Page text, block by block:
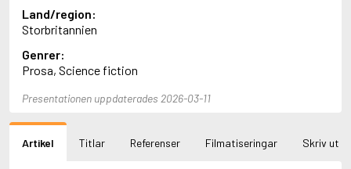
Abbott, John
Abbott, Megan
Abdel-Fattah, Randa
Abdolah, Kader
Abé, Kobo
Abele, Inga
Aboulela, Leila
Land/region:
Storbritannien
Genrer:
Prosa, Science fiction
Presentationen uppdaterades 2026-03-11
Artikel Titlar Referenser Filmatiseringar Skriv ut